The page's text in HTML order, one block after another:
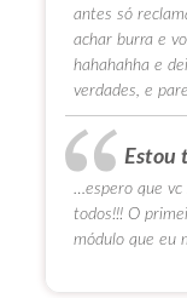
antes só
achar burra e
hahahahha e
verdades, e
Estou
…espero que vc
todos!!! O
módulo que eu